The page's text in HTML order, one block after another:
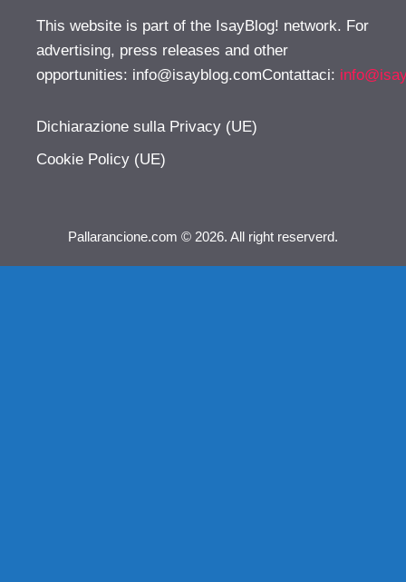
This website is part of the IsayBlog! network. For
advertising, press releases and other
opportunities: info@isayblog.comContattaci:
Dichiarazione sulla Privacy (UE)
Cookie Policy (UE)
Pallarancione.com © 2026. All right reserverd.